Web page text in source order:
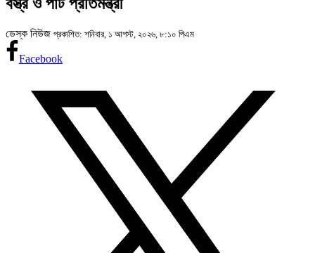
বস্ত্র ও পাট প্রতিমন্ত্রী
ডেস্ক নিউজ প্রকাশিত: শনিবার, ১ আগস্ট, ২০২৬, ৮:১০ পিএম
Facebook